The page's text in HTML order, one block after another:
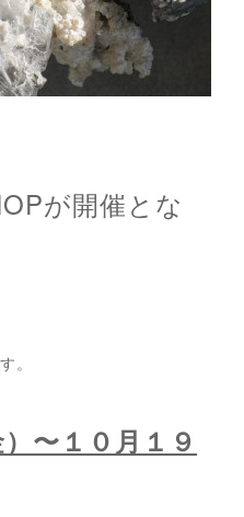
が開催とな
。
〜１０月１９